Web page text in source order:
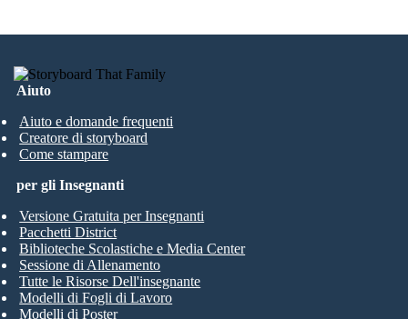
Aiuto
Aiuto e domande frequenti
Creatore di storyboard
Come stampare
per gli Insegnanti
Versione Gratuita per Insegnanti
Pacchetti District
Biblioteche Scolastiche e Media Center
Sessione di Allenamento
Tutte le Risorse Dell'insegnante
Modelli di Fogli di Lavoro
Modelli di Poster